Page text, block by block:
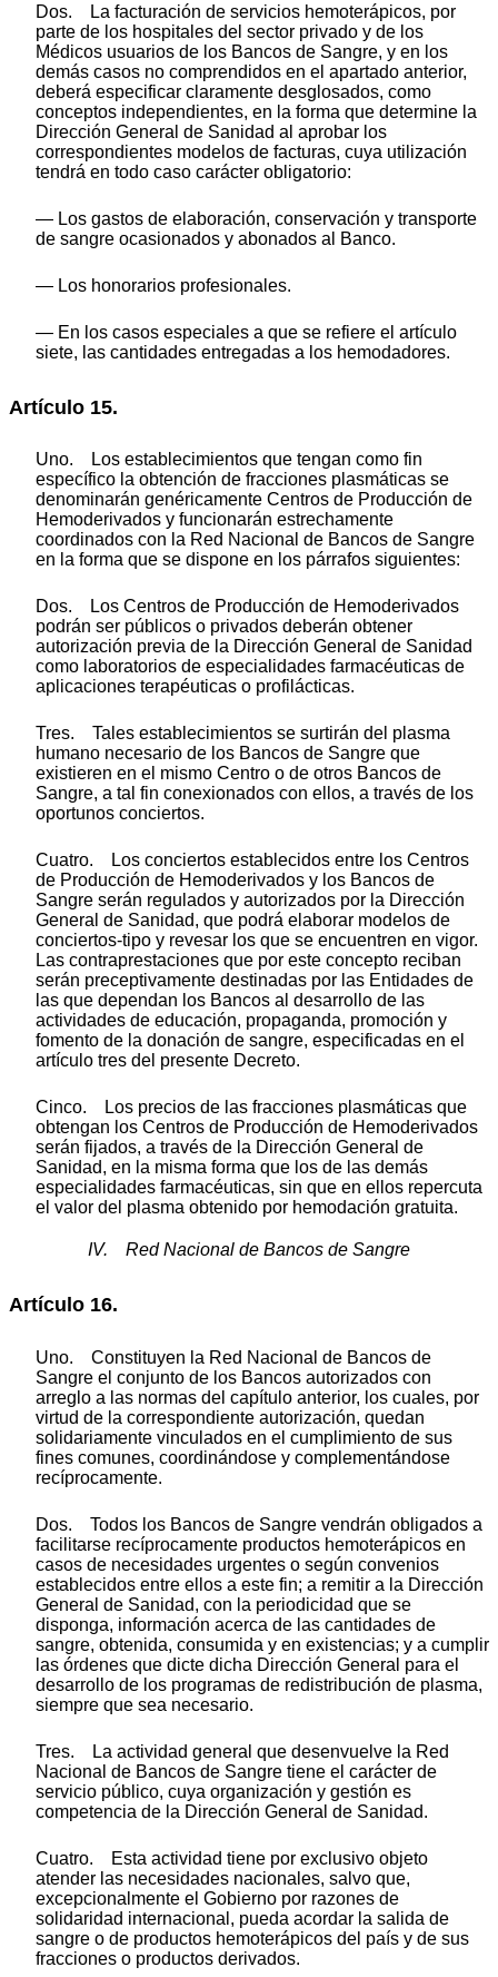
Dos. La facturación de servicios hemoterápicos, por
parte de los hospitales del sector privado y de los
Médicos usuarios de los Bancos de Sangre, y en los
demás casos no comprendidos en el apartado anterior,
deberá especificar claramente desglosados, como
conceptos independientes, en la forma que determine la
Dirección General de Sanidad al aprobar los
correspondientes modelos de facturas, cuya utilización
tendrá en todo caso carácter obligatorio:
— Los gastos de elaboración, conservación y transporte
de sangre ocasionados y abonados al Banco.
— Los honorarios profesionales.
— En los casos especiales a que se refiere el artículo
siete, las cantidades entregadas a los hemodadores.
Artículo 15.
Uno. Los establecimientos que tengan como fin
específico la obtención de fracciones plasmáticas se
denominarán genéricamente Centros de Producción de
Hemoderivados y funcionarán estrechamente
coordinados con la Red Nacional de Bancos de Sangre
en la forma que se dispone en los párrafos siguientes:
Dos. Los Centros de Producción de Hemoderivados
podrán ser públicos o privados deberán obtener
autorización previa de la Dirección General de Sanidad
como laboratorios de especialidades farmacéuticas de
aplicaciones terapéuticas o profilácticas.
Tres. Tales establecimientos se surtirán del plasma
humano necesario de los Bancos de Sangre que
existieren en el mismo Centro o de otros Bancos de
Sangre, a tal fin conexionados con ellos, a través de los
oportunos conciertos.
Cuatro. Los conciertos establecidos entre los Centros
de Producción de Hemoderivados y los Bancos de
Sangre serán regulados y autorizados por la Dirección
General de Sanidad, que podrá elaborar modelos de
conciertos-tipo y revesar los que se encuentren en vigor.
Las contraprestaciones que por este concepto reciban
serán preceptivamente destinadas por las Entidades de
las que dependan los Bancos al desarrollo de las
actividades de educación, propaganda, promoción y
fomento de la donación de sangre, especificadas en el
artículo tres del presente Decreto.
Cinco. Los precios de las fracciones plasmáticas que
obtengan los Centros de Producción de Hemoderivados
serán fijados, a través de la Dirección General de
Sanidad, en la misma forma que los de las demás
especialidades farmacéuticas, sin que en ellos repercuta
el valor del plasma obtenido por hemodación gratuita.
IV. Red Nacional de Bancos de Sangre
Artículo 16.
Uno. Constituyen la Red Nacional de Bancos de
Sangre el conjunto de los Bancos autorizados con
arreglo a las normas del capítulo anterior, los cuales, por
virtud de la correspondiente autorización, quedan
solidariamente vinculados en el cumplimiento de sus
fines comunes, coordinándose y complementándose
recíprocamente.
Dos. Todos los Bancos de Sangre vendrán obligados a
facilitarse recíprocamente productos hemoterápicos en
casos de necesidades urgentes o según convenios
establecidos entre ellos a este fin; a remitir a la Dirección
General de Sanidad, con la periodicidad que se
disponga, información acerca de las cantidades de
sangre, obtenida, consumida y en existencias; y a cumplir
las órdenes que dicte dicha Dirección General para el
desarrollo de los programas de redistribución de plasma,
siempre que sea necesario.
Tres. La actividad general que desenvuelve la Red
Nacional de Bancos de Sangre tiene el carácter de
servicio público, cuya organización y gestión es
competencia de la Dirección General de Sanidad.
Cuatro. Esta actividad tiene por exclusivo objeto
atender las necesidades nacionales, salvo que,
excepcionalmente el Gobierno por razones de
solidaridad internacional, pueda acordar la salida de
sangre o de productos hemoterápicos del país y de sus
fracciones o productos derivados.